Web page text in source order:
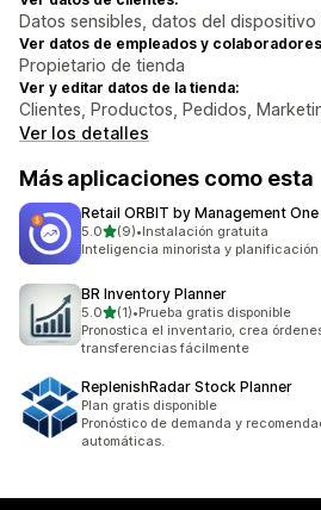
Datos sensibles, datos del
Ver datos de empleados y
Propietario de tienda
Ver y editar datos de la tienda:
Clientes, Productos, Pedidos,
Ver los detalles
Más aplicaciones como esta
Retail ORBIT by Management One
5.0de 5 estrellas
(9)
9 reseñas en total
•Instalación gratuita
Inteligencia minorista y
BR Inventory Planner
5.0de 5 estrellas
(1)
1 reseñas en total
•Prueba gratis disponible
Pronostica el inventario, crea
transferencias fácilmente
ReplenishRadar Stock Planner
Plan gratis disponible
Pronóstico de demanda y
automáticas.